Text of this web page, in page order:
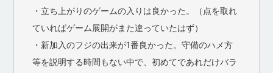
・立ち上がりのゲームの入りは良かった。（点を取れ
ていればゲーム展開がまた違っていたはず）
・新加入のフジの出来が1番良かった。守備のハメ方
等を説明する時間もない中で、初めてであれだけバラ